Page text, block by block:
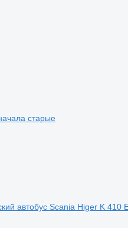
старые
автобус Scania Higer K 410